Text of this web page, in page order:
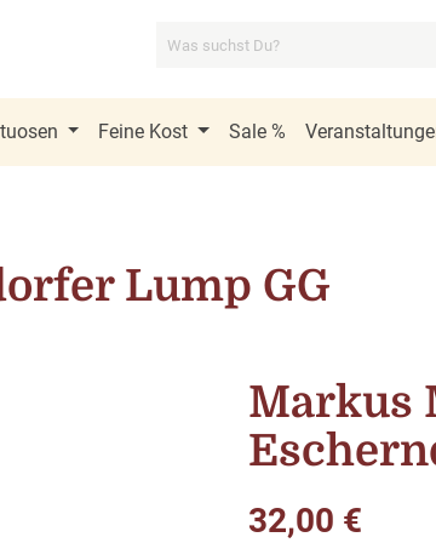
Feine Kost Sale %
Lump GG
Markus
Regulärer Preis:
32,00 €